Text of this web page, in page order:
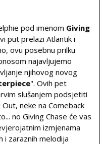
pod imenom Giving
put prelazi Atlantik i
ovu posebnu prilku
najavljujemo
njihovog novog
". Ovih pet
slušanjem podsjetiti
neke na Comeback
no Giving Chase će vas
izmjenama
i zaraznih melodija